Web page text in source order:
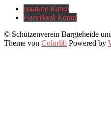
youtube Kanal
FaceBook Kanal
© Schützenverein Bargteheide
Theme von Colorlib Powered by